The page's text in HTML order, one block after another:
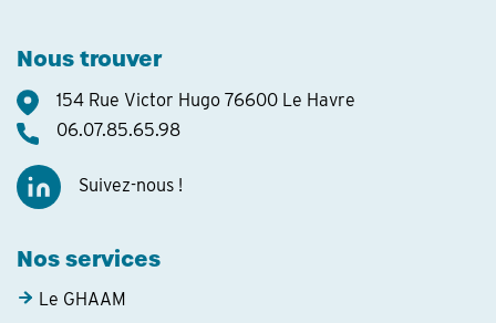
Nous trouver
154 Rue Victor Hugo 76600 Le Havre
06.07.85.65.98
Suivez-nous !
Nos services
Le GHAAM